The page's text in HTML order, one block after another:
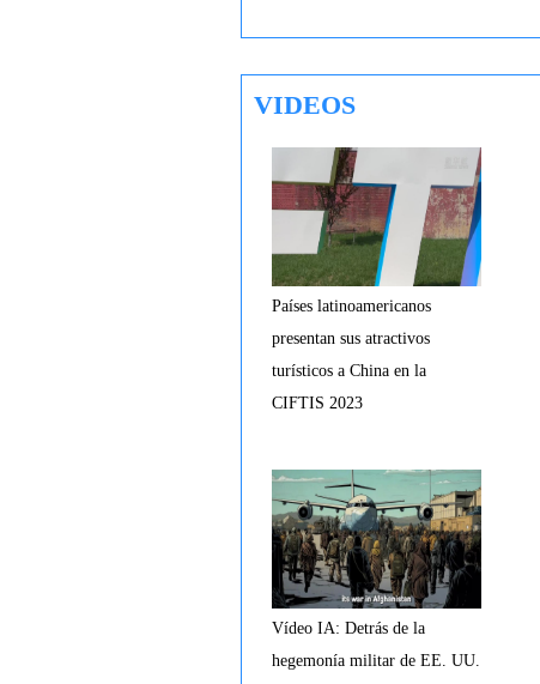
VIDEOS
Países latinoamericanos
presentan sus atractivos
turísticos a China en la
CIFTIS 2023
Vídeo IA: Detrás de la
hegemonía militar de EE. UU.